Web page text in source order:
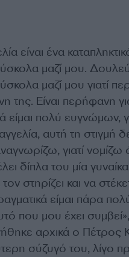
είναι ένα
μαζί μου.
μαζί μου γιατί
της. Είναι περήφανη
είμαι πολύ ευγνώμων,
αυτή τη στιγμή
γιατί νομίζω
δίπλα του μία
στηρίζει και να
είμαι πάρα
που μου έχει συμβεί»,
αρχικά ο
σύζυγό του, λίγο